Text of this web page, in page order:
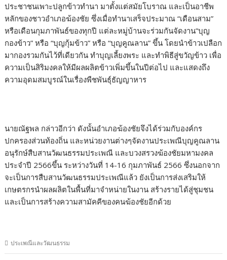
ประชาชนเพาะปลูกข้าวทำนา มาตั้งแต่สมัยโบราณ และเป็นอาชีพ
หลักของชาวอำเภอฆ้องชัย ซึ่งเมื่อทำนาเสร็จประมาณ “เดือนสาม”
หรือเดือนกุมภาพันธ์ของทุกปี แต่ละหมู่บ้านจะร่วมกันจัดงาน”บุญ
กองข้าว” หรือ “บุญกุ้มข้าว” หรือ “บุญคูณลาน” ขึ้น โดยนำข้าวเปลือก
มากองรวมกันไว้ที่เดียวกัน ทำบุญเลี้ยงพระ และทำพิธีสู่ขวัญข้าว เพื่อ
ความเป็นสิริมงคลให้มีผลผลิตข้าวเพิ่มขึ้นในปีต่อไป และแสดงถึง
ความอุดมสมบูรณ์ในเรื่องพืชพันธุ์ธัญญาหาร
นายณัฐพล กล่าวอีกว่า ดังนั้นอำเภอฆ้องชัยจึงได้ร่วมกับองค์กร
ปกครองส่วนท้องถิ่น และหน่วยงานต่างๆจัดงานประเพณีบุญคูณลาน
อนุรักษ์สืบสานวัฒนธรรมประเพณี และบวงสรวงฆ้องชัยมหามงคล
ประจำปี 2566ขึ้น ระหว่างวันที่ 14-16 กุมภาพันธ์ 2566 ซึ่งนอกจาก
จะเป็นการสืบสานวัฒนธรรมประเพณีแล้ว ยังเป็นการส่งเสริมให้
เกษตรกรนำผลผลิตในพื้นที่มาจำหน่ายในงาน สร้างรายได้สู่ชุมชน
และเป็นการสร้างความสามัคคีของคนฆ้องชัยอีกด้วย
ประเพณีและวัฒนธรรม